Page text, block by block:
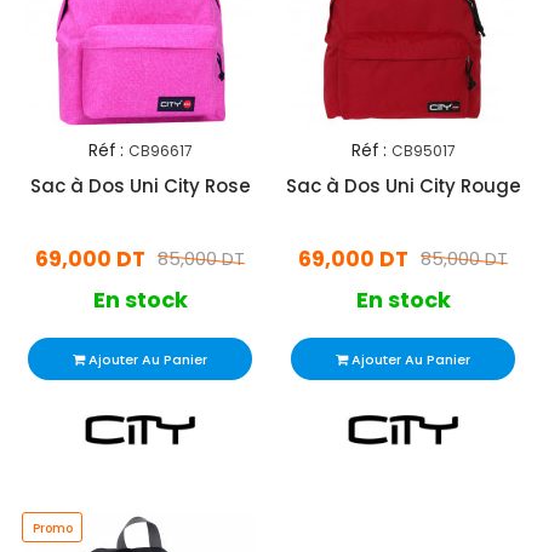
Réf : CB96617
Sac à Dos Uni City Rose
85,000 DT
69,000 DT
En stock
Ajouter Au Panier
Réf : CB95017
Sac à Dos Uni City Rouge
85,000 DT
69,000 DT
En stock
Ajouter Au Panier
Promo